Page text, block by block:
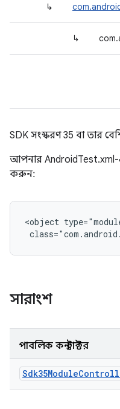
↳
↳
SDK সংস্করণ 35 বা তার
আপনার
করুন:
<object
সারাংশ
পাবলিক কনস্ট্রাক্টর
Sdk35Module